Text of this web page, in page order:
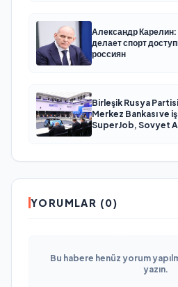
Александр
делает спорт
россиян
Birleşik Rusya
Merkez Bankası ve
SuperJob, Sovyet
YORUMLAR (0)
Bu habere henüz yorum
yazın.